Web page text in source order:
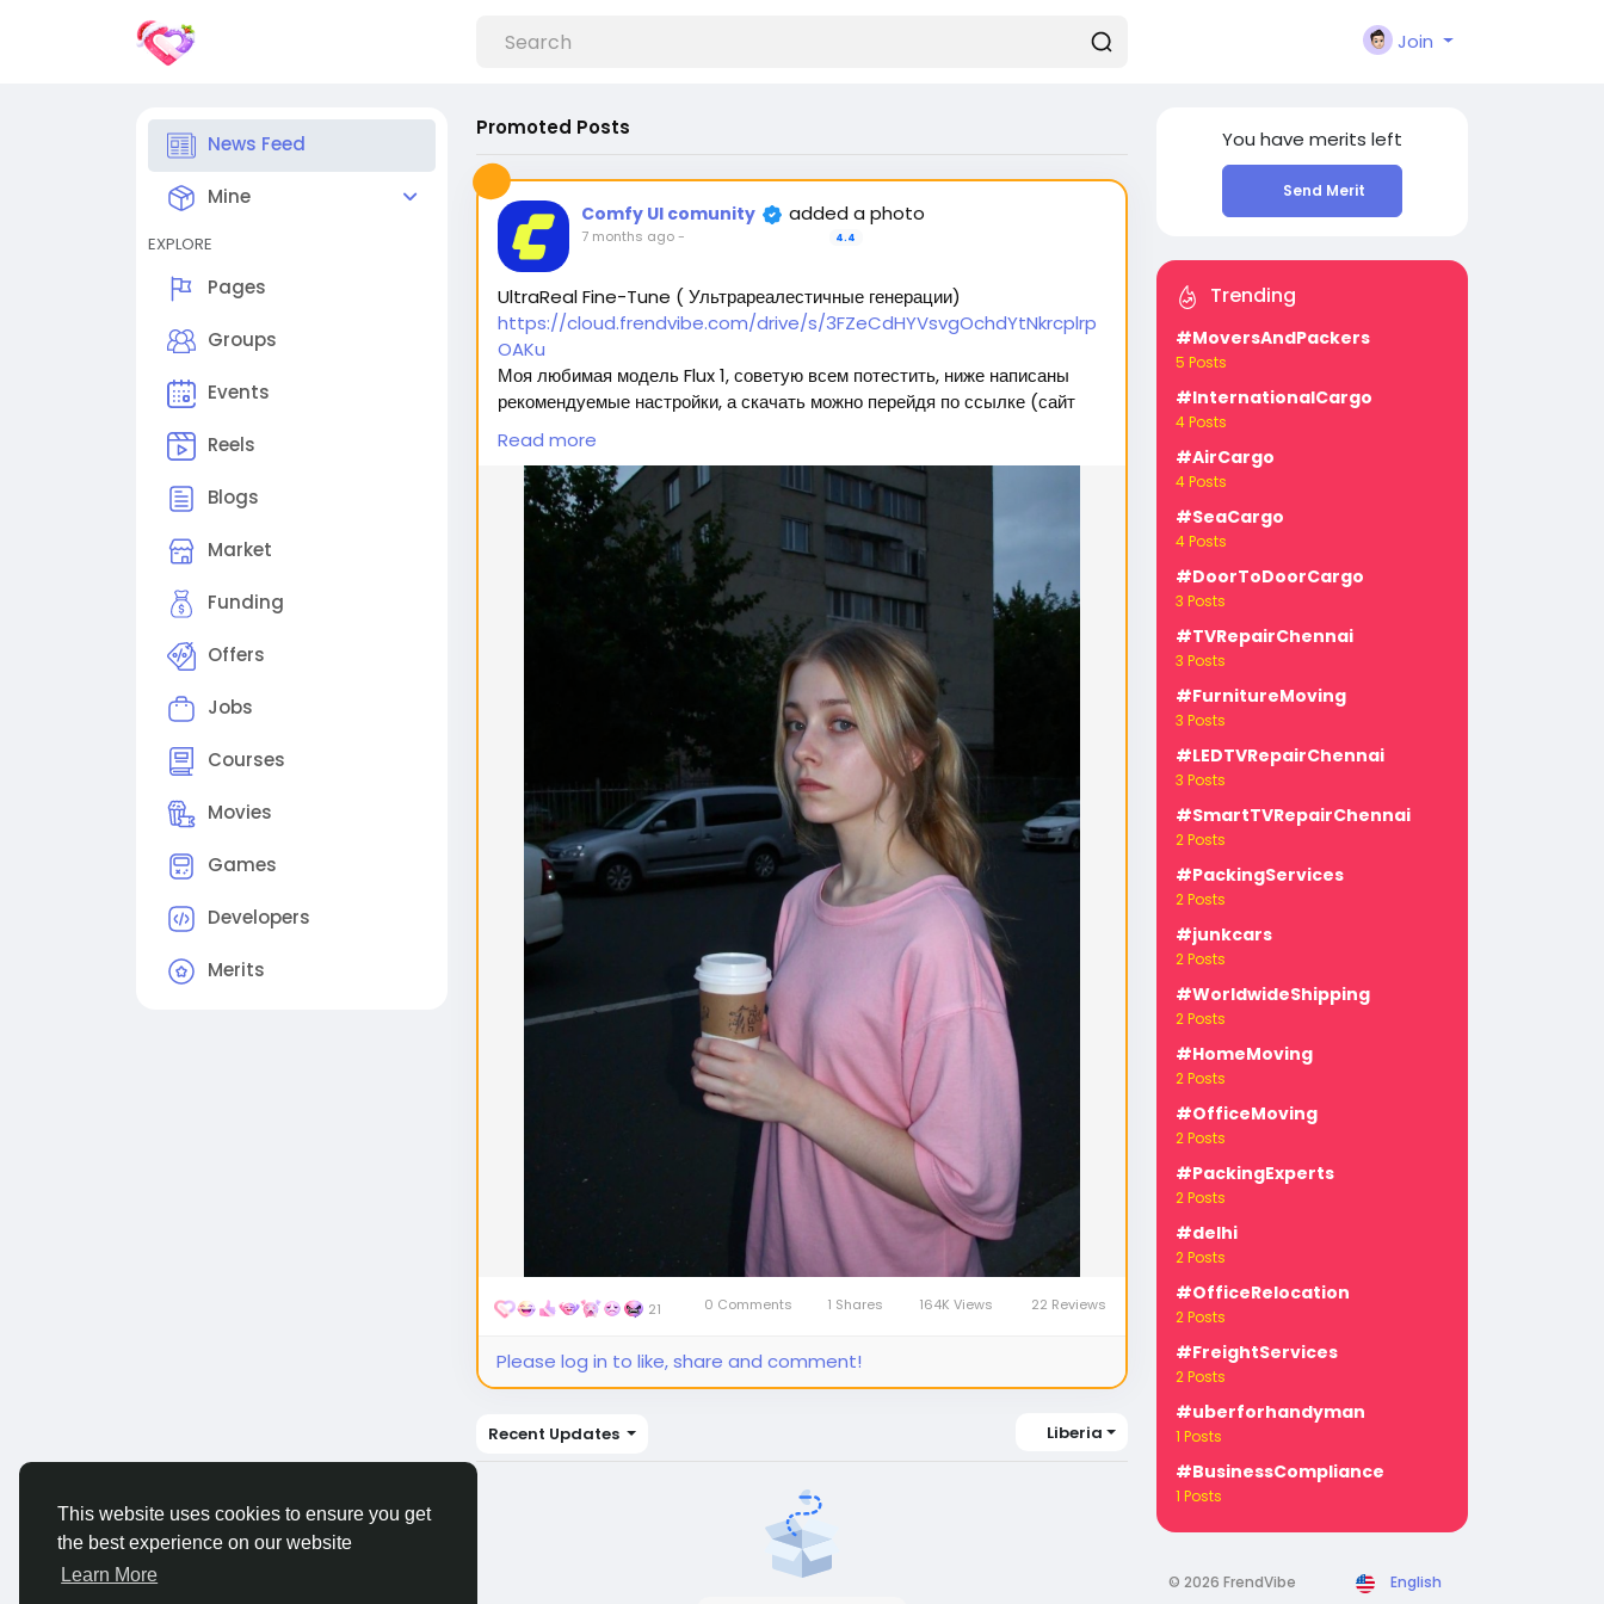
This website uses cookies to ensure you get
the best experience on our website
Learn More
Join
News Feed
Mine
EXPLORE
Pages
Groups
Events
Reels
Blogs
Market
Funding
Offers
Jobs
Courses
Movies
Games
Developers
Merits
Promoted Posts
Comfy UI comunity added a photo
7 months ago- 4.4
UltraReal Fine-Tune ( Ультрареалестичные генерации)
https://cloud.frendvibe.com/drive/s/3FZeCdHYVsvgOchdYtNkrcplrp
OAKu
Моя любимая модель Flux 1, советую всем потестить, ниже написаны
рекомендуемые настройки, а скачать можно перейдя по ссылке (сайт
безопасен, это наше облако. Модели будут обновляться, но ссылка
останется прежней) 🥰
Вас ждет 2 типа модели:
1. Полная модель SafeTensor (самая лучшая) (данный файл нужно
поместить в папку "diffusion model")
2. GGUF модель (подходит для видеокарт с небольшим обьемом
видеопамяти) (данный файл нужно поместить в папку "unet")
(Рекомендуемые настройки для генерации)
Sampler: Use DPM++ 2M samplers for smooth and consistent
Steps: Aim for 30–50 steps to capture finer details without over-
Scheduler: Beta Scheduler remains the best choice for this
checkpoint.
#flux1#Checkpoint#ultrareal#imagegenerate#safetensors
#gguf
Read more
21 0 Comments 1 Shares 164K Views 22 Reviews
Please log in to like, share and comment!
Recent Updates Liberia
You have merits left
Send Merit
Trending
#MoversAndPackers
5 Posts
#InternationalCargo
4 Posts
#AirCargo
4 Posts
#SeaCargo
4 Posts
#DoorToDoorCargo
3 Posts
#TVRepairChennai
3 Posts
#FurnitureMoving
3 Posts
#LEDTVRepairChennai
3 Posts
#SmartTVRepairChennai
2 Posts
#PackingServices
2 Posts
#junkcars
2 Posts
#WorldwideShipping
2 Posts
#HomeMoving
2 Posts
#OfficeMoving
2 Posts
#PackingExperts
2 Posts
#delhi
2 Posts
#OfficeRelocation
2 Posts
#FreightServices
2 Posts
#uberforhandyman
1 Posts
#BusinessCompliance
1 Posts
© 2026 FrendVibe English